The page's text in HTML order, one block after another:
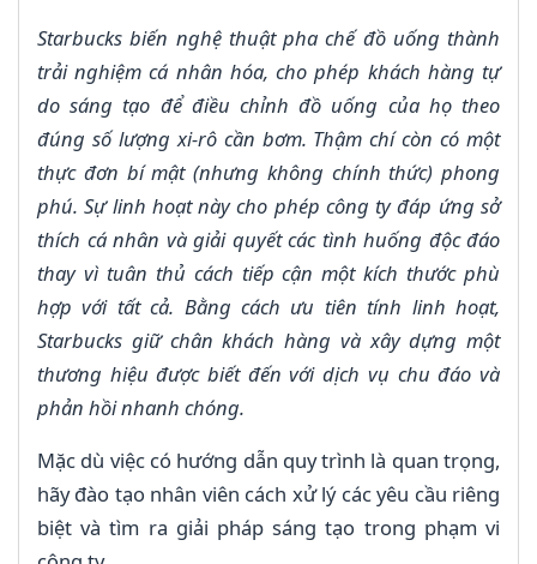
Starbucks biến nghệ thuật pha chế đồ uống thành
trải nghiệm cá nhân hóa, cho phép khách hàng tự
do sáng tạo để điều chỉnh đồ uống của họ theo
đúng số lượng xi-rô cần bơm. Thậm chí còn có một
thực đơn bí mật (nhưng không chính thức) phong
phú. Sự linh hoạt này cho phép công ty đáp ứng sở
thích cá nhân và giải quyết các tình huống độc đáo
thay vì tuân thủ cách tiếp cận một kích thước phù
hợp với tất cả. Bằng cách ưu tiên tính linh hoạt,
Starbucks giữ chân khách hàng và xây dựng một
thương hiệu được biết đến với dịch vụ chu đáo và
phản hồi nhanh chóng.
Mặc dù việc có hướng dẫn quy trình là quan trọng,
hãy đào tạo nhân viên cách xử lý các yêu cầu riêng
biệt và tìm ra giải pháp sáng tạo trong phạm vi